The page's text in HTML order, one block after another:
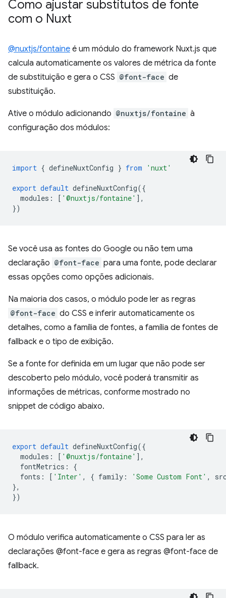
Como ajustar substitutos de fonte
com o Nuxt
@nuxtjs/fontaine é um módulo do framework Nuxt.js que
calcula automaticamente os valores de métrica da fonte
de substituição e gera o CSS @font-face de
substituição.
Ative o módulo adicionando @nuxtjs/fontaine à
configuração dos módulos:
import { defineNuxtConfig } from 'nuxt'
export default defineNuxtConfig({
modules : [ '@nuxtjs/fontaine' ],
})
Se você usa as fontes do Google ou não tem uma
declaração @font-face para uma fonte, pode declarar
essas opções como opções adicionais.
Na maioria dos casos, o módulo pode ler as regras
@font-face do CSS e inferir automaticamente os
detalhes, como a família de fontes, a família de fontes de
fallback e o tipo de exibição.
Se a fonte for definida em um lugar que não pode ser
descoberto pelo módulo, você poderá transmitir as
informações de métricas, conforme mostrado no
snippet de código abaixo.
export default defineNuxtConfig({
modules : [ '@nuxtjs/fontaine' ],
fontMetrics :
{
fonts : [ 'Inter' , { family : 'Some Custom Font' ,
},
})
O módulo verifica automaticamente o CSS para ler as
declarações @font-face e gera as regras @font-face de
fallback.